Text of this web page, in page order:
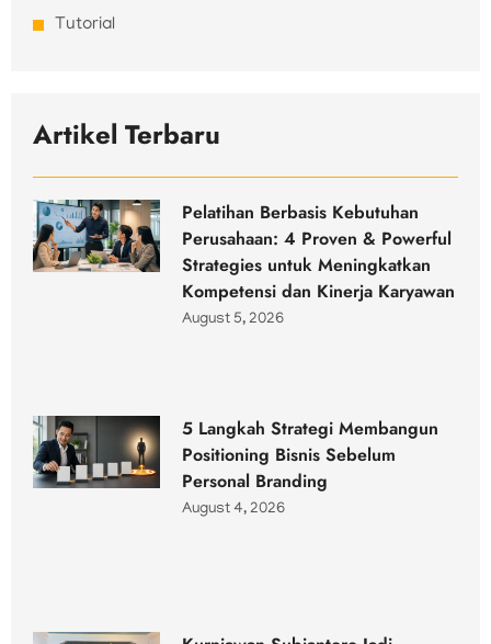
Tutorial
Artikel Terbaru
Pelatihan Berbasis Kebutuhan
Perusahaan: 4 Proven & Powerful
Strategies untuk Meningkatkan
Kompetensi dan Kinerja Karyawan
August 5, 2026
5 Langkah Strategi Membangun
Positioning Bisnis Sebelum
Personal Branding
August 4, 2026